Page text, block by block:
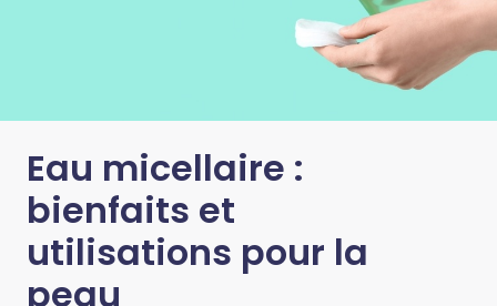
Eau micellaire :
bienfaits et
utilisations pour la
peau